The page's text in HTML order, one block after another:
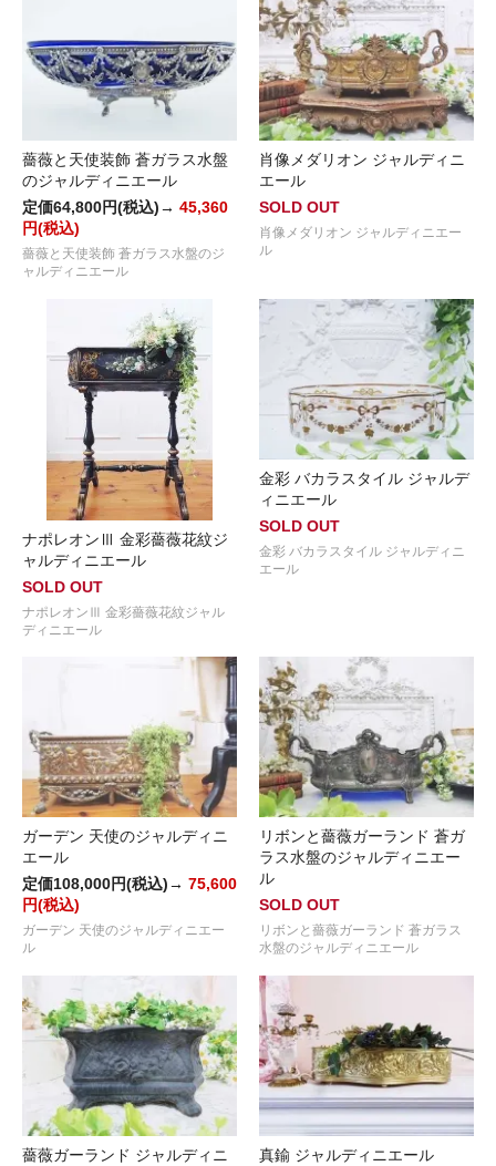
薔薇と天使装飾 蒼ガラス水盤
のジャルディニエール
定価64,800円(税込)→ 45,360
円(税込)
薔薇と天使装飾 蒼ガラス水盤のジ
ャルディニエール
肖像メダリオン ジャルディニ
エール
SOLD OUT
肖像メダリオン ジャルディニエー
ル
ナポレオンⅢ 金彩薔薇花紋ジ
ャルディニエール
SOLD OUT
ナポレオンⅢ 金彩薔薇花紋ジャル
ディニエール
金彩 バカラスタイル ジャルデ
ィニエール
SOLD OUT
金彩 バカラスタイル ジャルディニ
エール
ガーデン 天使のジャルディニ
エール
定価108,000円(税込)→ 75,600
円(税込)
ガーデン 天使のジャルディニエー
ル
リボンと薔薇ガーランド 蒼ガ
ラス水盤のジャルディニエー
ル
SOLD OUT
リボンと薔薇ガーランド 蒼ガラス
水盤のジャルディニエール
薔薇ガーランド ジャルディニ
真鍮 ジャルディニエール